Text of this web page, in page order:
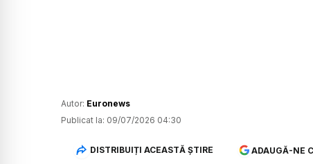
Autor: Euronews
Publicat la: 09/07/2026 04:30
DISTRIBUIȚI ACEASTĂ ȘTIRE ADAUGĂ-NE